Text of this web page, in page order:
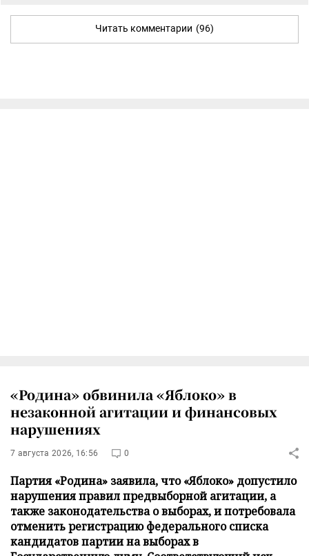
Читать комментарии (96)
«Родина» обвинила «Яблоко» в
незаконной агитации и финансовых
нарушениях
7 августа 2026, 16:56 0
Партия «Родина» заявила, что «Яблоко» допустило
нарушения правил предвыборной агитации, а
также законодательства о выборах, и потребовала
отменить регистрацию федерального списка
кандидатов партии на выборах в